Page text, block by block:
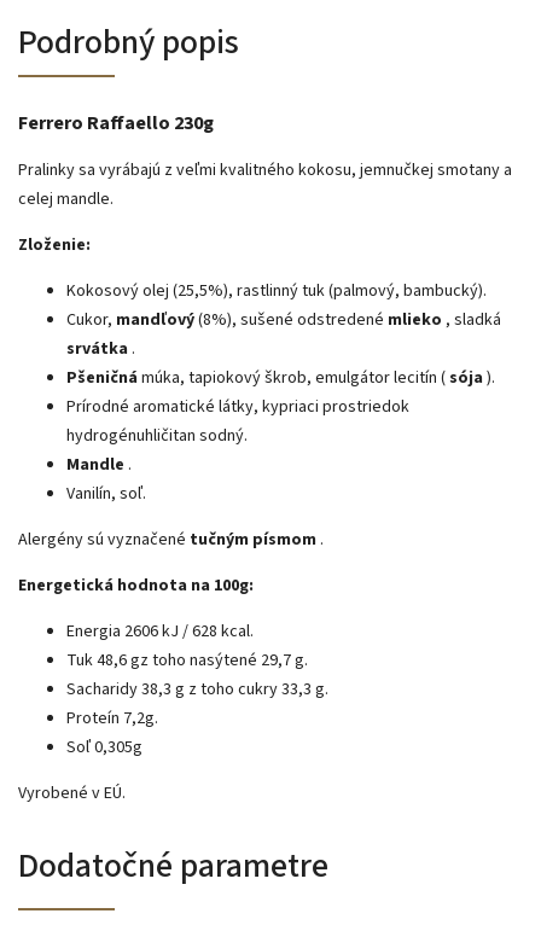
Podrobný popis
Ferrero Raffaello 230g
Pralinky sa vyrábajú z veľmi kvalitného kokosu, jemnučkej smotany a
celej mandle.
Zloženie:
Kokosový olej (25,5%), rastlinný tuk (palmový, bambucký).
Cukor, mandľový(8%), sušené odstredené mlieko , sladká
srvátka .
Pšeničná múka, tapiokový škrob, emulgátor lecitín (sója ).
Prírodné aromatické látky, kypriaci prostriedok
hydrogénuhličitan sodný.
Mandle .
Vanilín, soľ.
Alergény sú vyznačené tučným písmom .
Energetická hodnota na 100g:
Energia 2606 kJ / 628 kcal.
Tuk 48,6 gz toho nasýtené 29,7 g.
Sacharidy 38,3 g z toho cukry 33,3 g.
Proteín 7,2g.
Soľ 0,305g
Vyrobené v EÚ.
Dodatočné parametre